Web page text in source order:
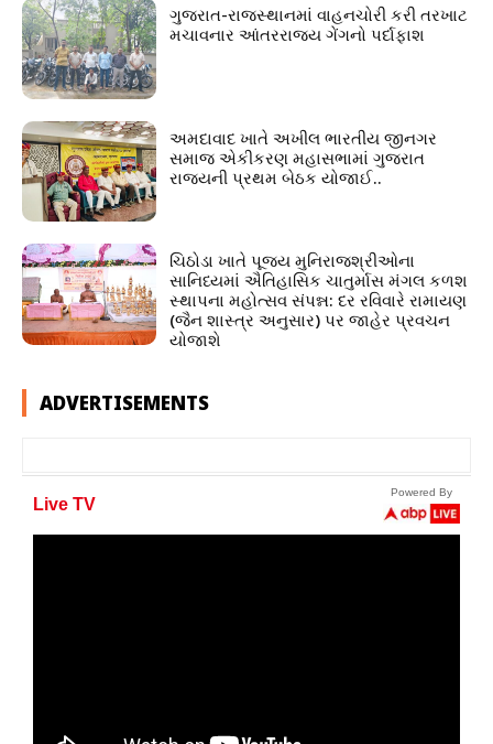
ગુજરાત-રાજસ્થાનમાં વાહનચોરી કરી તરખાટ
મચાવનાર આંતરરાજ્ય ગેંગનો પર્દાફાશ
અમદાવાદ ખાતે અખીલ ભારતીય જીનગર
સમાજ એકીકરણ મહાસભામાં ગુજરાત
રાજ્યની પ્રથમ બેઠક યોજાઈ..
ચિઠોડા ખાતે પૂજ્ય મુનિરાજશ્રીઓના
સાનિધ્યમાં ઐતિહાસિક ચાતુર્માસ મંગલ કળશ
સ્થાપના મહોત્સવ સંપન્ન: દર રવિવારે રામાયણ
(જૈન શાસ્ત્ર અનુસાર) પર જાહેર પ્રવચન
યોજાશે
ADVERTISEMENTS